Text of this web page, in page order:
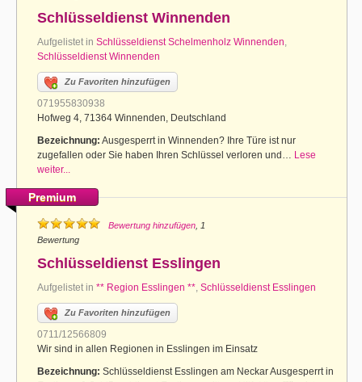
Schlüsseldienst Winnenden
Aufgelistet in Schlüsseldienst Schelmenholz Winnenden,
Schlüsseldienst Winnenden
Zu Favoriten hinzufügen
071955830938
Hofweg 4, 71364 Winnenden, Deutschland
Bezeichnung: Ausgesperrt in Winnenden? Ihre Türe ist nur
zugefallen oder Sie haben Ihren Schlüssel verloren und… Lese
weiter...
Premium
Bewertung hinzufügen , 1
Bewertung
Schlüsseldienst Esslingen
Aufgelistet in ** Region Esslingen **, Schlüsseldienst Esslingen
Zu Favoriten hinzufügen
0711/12566809
Wir sind in allen Regionen in Esslingen im Einsatz
Bezeichnung: Schlüsseldienst Esslingen am Neckar Ausgesperrt in